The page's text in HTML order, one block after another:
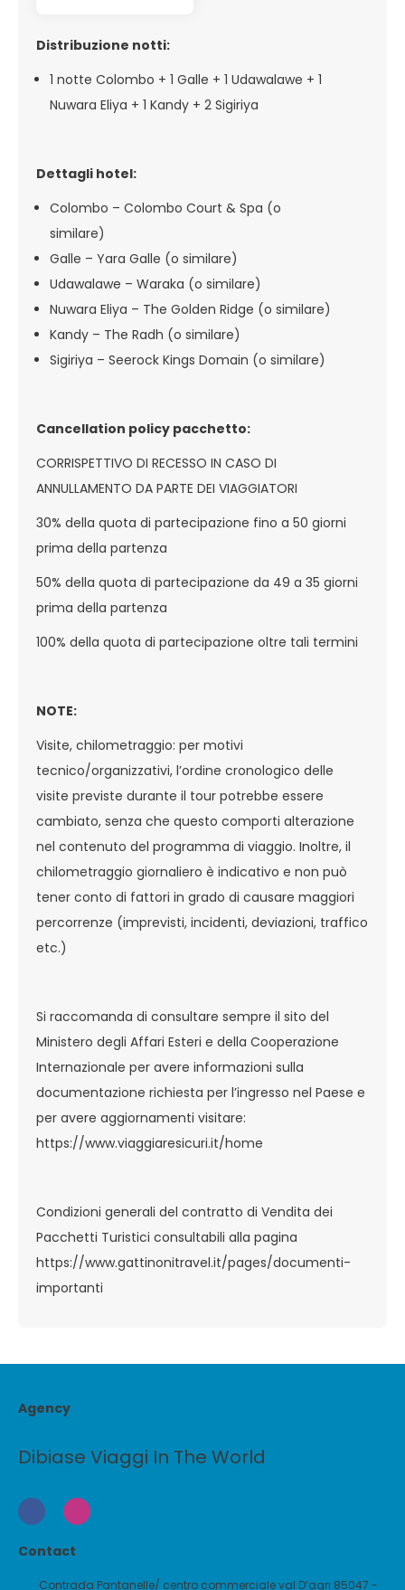
Distribuzione notti:
1 notte Colombo + 1 Galle + 1 Udawalawe + 1
Nuwara Eliya + 1 Kandy + 2 Sigiriya
Dettagli hotel:
Colombo – Colombo Court & Spa (o
similare)
Galle – Yara Galle (o similare)
Udawalawe – Waraka (o similare)
Nuwara Eliya – The Golden Ridge (o similare)
Kandy – The Radh (o similare)
Sigiriya – Seerock Kings Domain (o similare)
Cancellation policy pacchetto:
CORRISPETTIVO DI RECESSO IN CASO DI
ANNULLAMENTO DA PARTE DEI VIAGGIATORI
30% della quota di partecipazione fino a 50 giorni
prima della partenza
50% della quota di partecipazione da 49 a 35 giorni
prima della partenza
100% della quota di partecipazione oltre tali termini
NOTE:
Visite, chilometraggio: per motivi
tecnico/organizzativi, l’ordine cronologico delle
visite previste durante il tour potrebbe essere
cambiato, senza che questo comporti alterazione
nel contenuto del programma di viaggio. Inoltre, il
chilometraggio giornaliero è indicativo e non può
tener conto di fattori in grado di causare maggiori
percorrenze (imprevisti, incidenti, deviazioni, traffico
etc.)
Si raccomanda di consultare sempre il sito del
Ministero degli Affari Esteri e della Cooperazione
Internazionale per avere informazioni sulla
documentazione richiesta per l’ingresso nel Paese e
per avere aggiornamenti visitare:
https://www.viaggiaresicuri.it/home
Condizioni generali del contratto di Vendita dei
Pacchetti Turistici consultabili alla pagina
https://www.gattinonitravel.it/pages/documenti-
importanti
Agency
Dibiase Viaggi In The World
Contact
Contrada Pantanelle/ centro commerciale val D’agri 85047 -